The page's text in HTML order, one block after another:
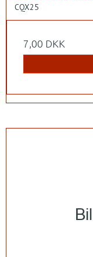
CQX25
7,00 DKK